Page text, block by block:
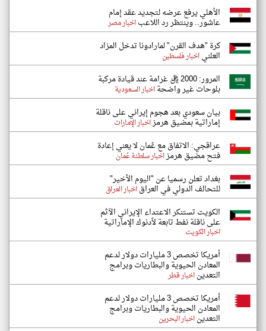
الأهلي يرفع عرضه لتجديد عقد إمام
عاشور.. وينتظر رد اللاعباخبار مصر
كرة "هدف القرن" لمارادونا تدخل المزاد
العلنياخبار فلسطين
المرور: 2000 ريال غرامة عند قيادة مركبة
بلوحات غير واضحةاخبار السعودية
بيان سعودي بعد هجوم إيراني على ناقلة
إماراتية بمضيق هرمزاخبار الإمارات
عراقجي: الاتفاق مع عُمان لا يعني إعادة
فتح مضيق هرمزاخبار سلطنة عُمان
بغداد تعلن رسميا عن "اليوم الأخير"
للتحالف الدولي في العراقاخبار العراق
الكويت تستنكر الاعتداء الإيراني الآثم
على ناقلة نفط تابعة لأدنوك الإماراتية
اخبار الكويت
أمريكا تخصص 3 مليارات دولار لدعم
المعادن الحيوية والبطاريات وبرامج
التعديناخبار قطر
أمريكا تخصص 3 مليارات دولار لدعم
المعادن الحيوية والبطاريات وبرامج
التعديناخبار البحرين